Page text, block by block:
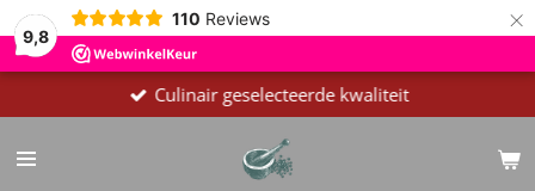
9,8
110 Reviews ×
Culinair geselecteerde kwaliteit